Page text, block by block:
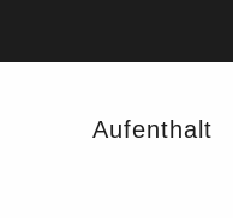
Aufenthalt